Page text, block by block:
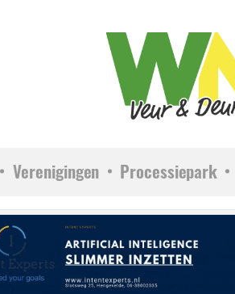
Verenigingen Processiepark